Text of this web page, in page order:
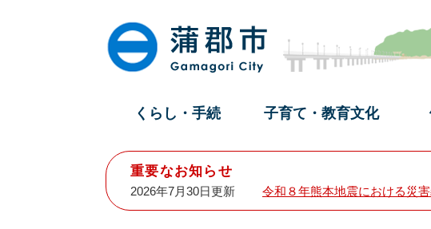
くらし・手続 子育て・教育文化
重要なお知らせ
2026年7月30日更新 令和８年熊本地震における災